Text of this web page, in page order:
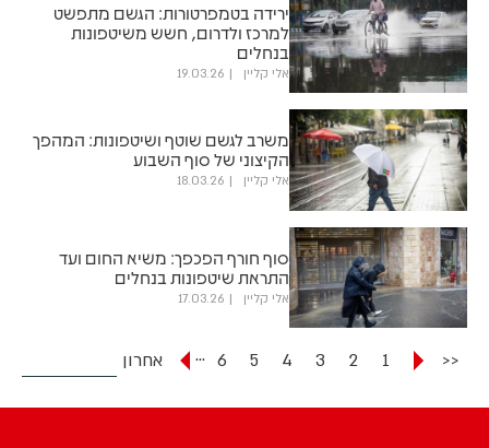
ירידה בטמפרטורות: הגשם מתפשט
למרכז ולדרום, חשש משיטפונות
בנחלים
אלי קליין 19.03.26
משרב לגשם שוטף ושיטפונות: המהפך
הקיצוני של סוף השבוע
אלי קליין 18.03.26
סוף חורף הפכפך: משיא החום ועד
התראת שיטפונות בנחלים
אלי קליין 17.03.26
<<
1
2
3
4
5
6
... אחרון